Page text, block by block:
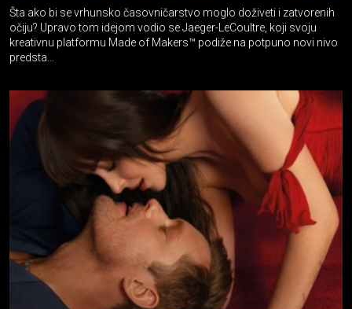
Šta ako bi se vrhunsko časovničarstvo moglo doživeti i zatvorenih
očiju? Upravo tom idejom vodio se Jaeger-LeCoultre, koji svoju
kreativnu platformu Made of Makers™ podiže na potpuno novi nivo
predsta...